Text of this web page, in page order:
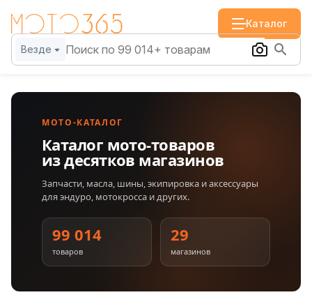
Каталог
Везде
МОТО-КАТАЛОГ
Каталог мото-товаров
из десятков магазинов
Запчасти, масла, шины, экипировка и аксессуары
для эндуро, мотокросса и других.
99 014
товаров
29
магазинов